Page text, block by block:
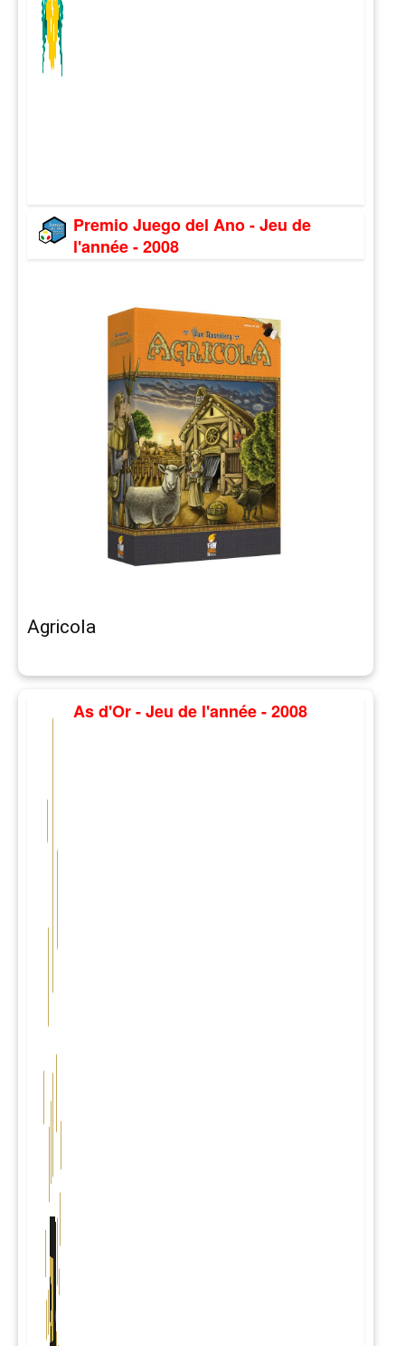
Premio Juego del Ano - Jeu de
l'année - 2008
Agricola
As d'Or - Jeu de l'année - 2008